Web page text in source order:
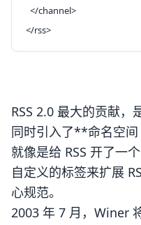
  </
channel>
</rss>
RSS 2.0 最大的贡献，
同时引入了**命名空
就像是给 RSS 开了一
自定义的标签来扩展
心规范。
2003 年 7 月，Winer